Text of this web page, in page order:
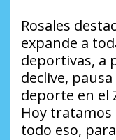
Rosales
expande a
deportivas, a
declive,
deporte en el
Hoy
todo eso,